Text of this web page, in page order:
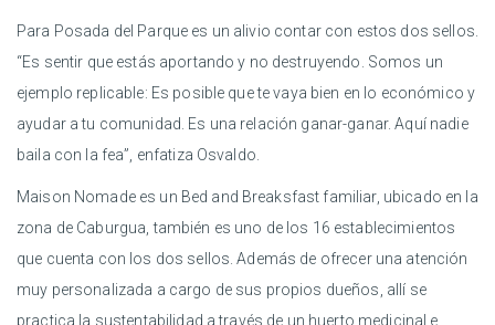
Para Posada del Parque es un alivio contar con estos dos sellos.
“Es sentir que estás aportando y no destruyendo. Somos un
ejemplo replicable: Es posible que te vaya bien en lo económico y
ayudar a tu comunidad. Es una relación ganar-ganar. Aquí nadie
baila con la fea”, enfatiza Osvaldo.
Maison Nomade es un Bed and Breaksfast familiar, ubicado en la
zona de Caburgua, también es uno de los 16 establecimientos
que cuenta con los dos sellos. Además de ofrecer una atención
muy personalizada a cargo de sus propios dueños, allí se
practica la sustentabilidad a través de un huerto medicinal e